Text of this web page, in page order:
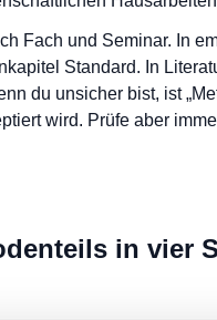
Fach und Seminar. In
Standard. In
du unsicher bist, ist
wird. Prüfe aber
in vier